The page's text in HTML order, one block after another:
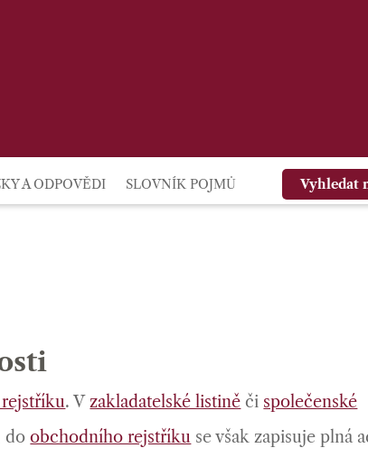
A ODPOVĚDI SLOVNÍK POJMŮ Vyhledat
. Vzakladatelské listině či společenské
doobchodního rejstříku se však zapisuje plná